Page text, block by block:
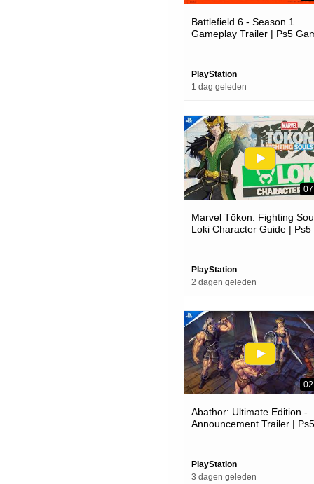
Battlefield 6 - Season 1
Gameplay Trailer | Ps5
PlayStation
1 dag geleden
Marvel Tōkon: Fighting
Loki Character Guide | Ps5
PlayStation
2 dagen geleden
Abathor: Ultimate Edition -
Announcement Trailer | Ps5
PlayStation
3 dagen geleden